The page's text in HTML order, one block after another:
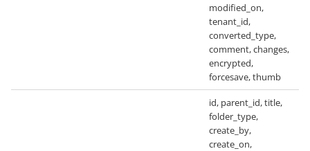
modified_on,
tenant_id,
converted_type,
comment, changes,
encrypted,
forcesave, thumb
id, parent_id, title,
folder_type,
create_by,
create_on,